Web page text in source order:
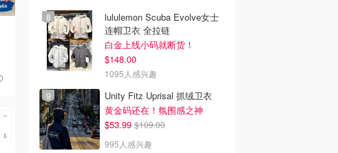
lululemon Scuba Evolve女士
连帽卫衣 全拉链
白金上线小码就断货！
$148.00
1095人感兴趣
Unity Fitz Uprisal 抓绒卫衣
黄金码还在！氛围感之神
$53.99 $109.00
995人感兴趣